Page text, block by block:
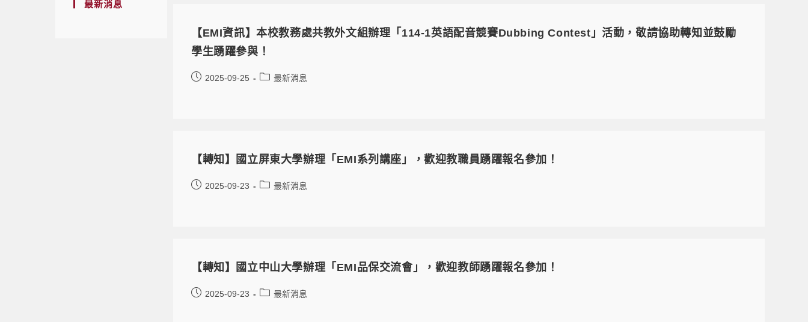
最新消息
【EMI資訊】本校教務處共教外文組辦理「114-1英語配音競賽Dubbing Contest」活動，敬請協助轉知並鼓勵
學生踴躍參與！
2025-09-25 最新消息
【轉知】國立屏東大學辦理「EMI系列講座」，歡迎教職員踴躍報名參加！
2025-09-23 最新消息
【轉知】國立中山大學辦理「EMI品保交流會」，歡迎教師踴躍報名參加！
2025-09-23 最新消息